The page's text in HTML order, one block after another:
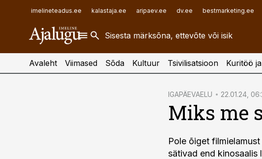
imelineteadus.ee kalastaja.ee aripaev.ee dv.ee bestmarketing.ee
finantsuudised.ee
aritehnoloogia.ee
toostusuudised.ee
Avaleht Viimased Sõda Kultuur Tsivilisatsioon Kuritöö
IGAPÄEVAELU 22.01.24,
Miks me
Pole õiget
sätivad end kinosaalis